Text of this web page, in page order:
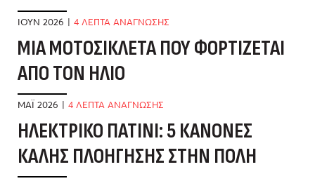
ΙΟΎΝ 2026 | 4 ΛΕΠΤΑ ΑΝΑΓΝΩΣΗΣ
ΜΊΑ ΜΟΤΟΣΙΚΛΈΤΑ ΠΟΥ ΦΟΡΤΊΖΕΤΑΙ
ΑΠΌ ΤΟΝ ΉΛΙΟ
ΜΆΙ 2026 | 4 ΛΕΠΤΑ ΑΝΑΓΝΩΣΗΣ
ΗΛΕΚΤΡΙΚΌ ΠΑΤΊΝΙ: 5 ΚΑΝΌΝΕΣ
ΚΑΛΉΣ ΠΛΟΉΓΗΣΗΣ ΣΤΗΝ ΠΌΛΗ